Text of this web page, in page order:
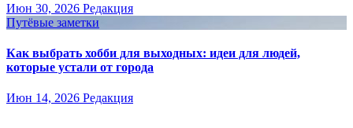
Июн 30, 2026 Редакция
Путёвые заметки
Как выбрать хобби для выходных: идеи для людей,
которые устали от города
Июн 14, 2026 Редакция